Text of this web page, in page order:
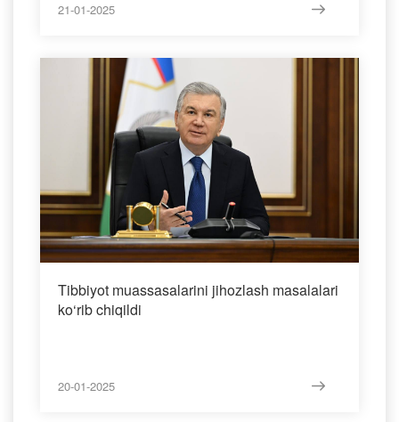
21-01-2025
Tibbiyot muassasalarini jihozlash masalalari
ko‘rib chiqildi
20-01-2025